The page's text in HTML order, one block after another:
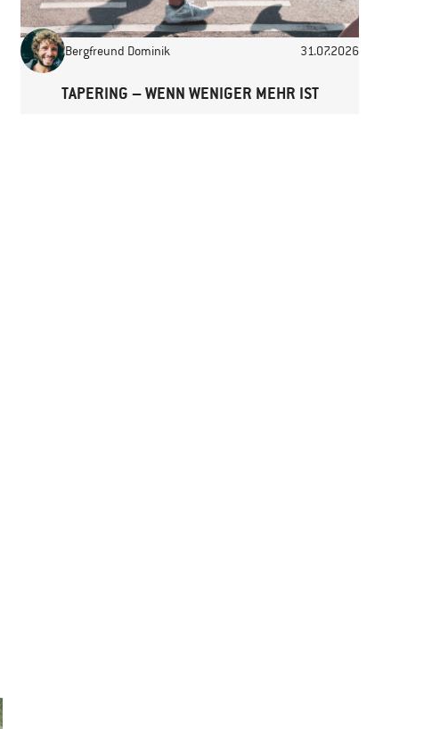
Bergfreund Dominik 31.07.2026
TAPERING – WENN WENIGER MEHR IST